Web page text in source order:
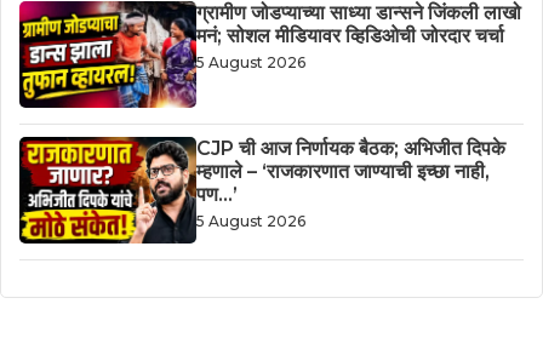
ग्रामीण जोडप्याच्या साध्या डान्सने जिंकली लाखो
मनं; सोशल मीडियावर व्हिडिओची जोरदार चर्चा
5 August 2026
CJP ची आज निर्णायक बैठक; अभिजीत दिपके
म्हणाले – ‘राजकारणात जाण्याची इच्छा नाही,
पण…’
5 August 2026